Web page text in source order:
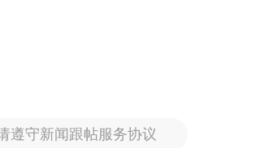
遵守新闻跟帖服务协议